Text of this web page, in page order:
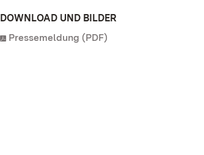
DOWNLOAD UND BILDER
Pressemeldung (PDF)